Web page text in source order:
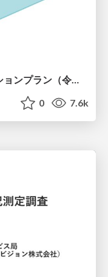
「つながる東京」３か年のアクションプラン（令和７年３月２７日）
0 7.6k